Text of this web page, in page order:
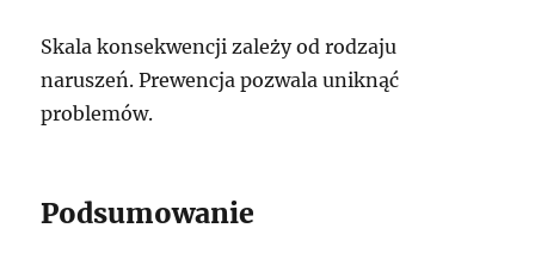
Skala konsekwencji zależy od rodzaju
naruszeń. Prewencja pozwala uniknąć
problemów.
Podsumowanie